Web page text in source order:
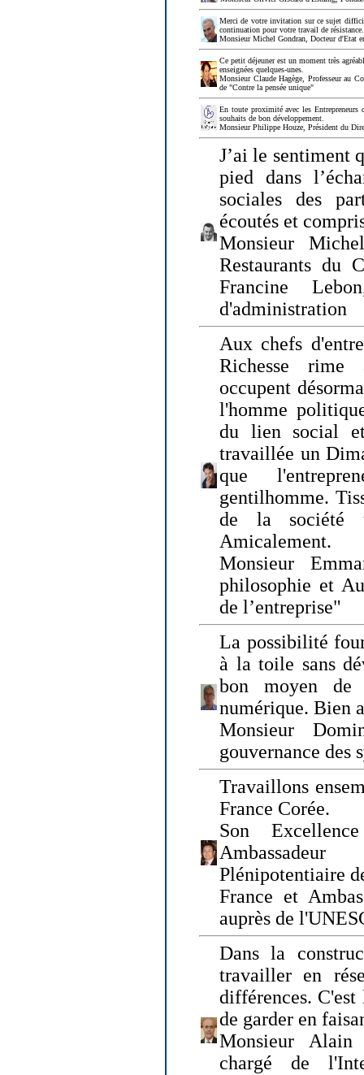
Merci de votre invitation sur ce sujet
continuation pour votre travail de
Monsieur Michel Gondran, Docteur d'Etat
Ce petit déjeuner est un moment très
enseignées quelques-unes.
Monsieur Claude Hagège, Professeur au
de "Contre la pensée unique"
En toute proximité avec les
souhaits de bon développement.
Monsieur Philippe Houze, Président du
J’ai le sentiment
pied dans
sociales des
écoutés et
Monsieur
Restaurants du
Francine
d'administration
Aux chefs
Richesse rime
occupent
l'homme
du lien social
travaillée un
que
gentilhomme.
de la société
Amicalement.
Monsieur
philosophie et
de l’entreprise"
La possibilité
à la toile sans
bon moyen de
numérique. Bien
Monsieur
gouvernance des
Travaillons
France Corée.
Son
Plénipotentiaire
France et
auprès de
Dans la
travailler en
différences.
de garder en
Monsieur Alain
chargé de